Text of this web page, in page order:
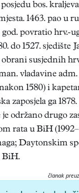
posjedu bos.
1463. pao u
god. povratio hrv.-
do 1527. sjedište
susjednih
vladavine
1580) i
zaposjela ga
je održano drugo
rata u BiH
Daytonskim
BiH.
članak